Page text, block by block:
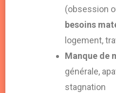
(obsession
besoins
logement,
Manque de
générale,
stagnation